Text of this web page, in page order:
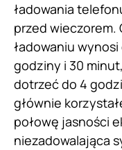
ładowania
przed wieczorem.
ładowaniu
godziny i 30
dotrzeć do 4
głównie
połowę jasności
niezadowalająca